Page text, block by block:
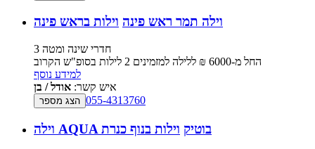
וילה תמר ראש פינה וילות בראש פינה
3 חדרי שינה ומטה
החל מ-‏6000 ₪ ללילה למזמינים 2 לילות בסופ"ש הקרוב
למידע נוסף
איש קשר: אודל / בן
הצג מספר 055-4313760
וילה AQUA בוטיק וילות בנוף כנרת